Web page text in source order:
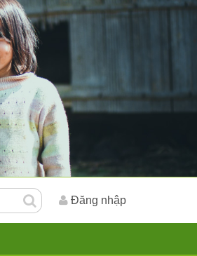
Đăng nhập